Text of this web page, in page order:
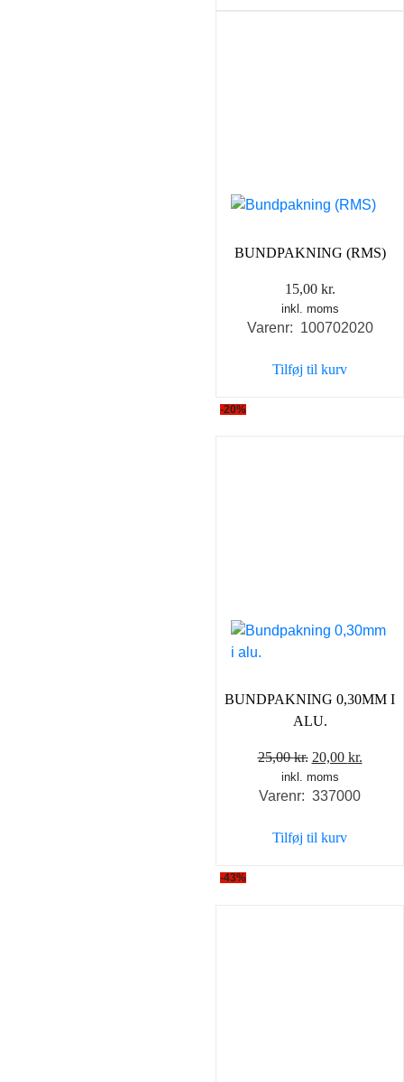
BUNDPAKNING (RMS)
15,00 kr.
inkl. moms
Varenr: 100702020
Tilføj til kurv
-20%
BUNDPAKNING 0,30MM I
ALU.
25,00kr. Den
oprindelige
pris
25,00 kr..
20,00 kr.
inkl. moms
Varenr: 337000
Tilføj til kurv
-43%